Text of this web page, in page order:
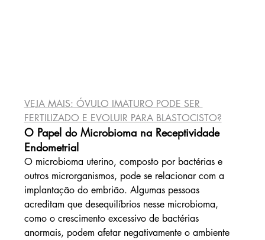
VEJA MAIS: ÓVULO IMATURO PODE SER
FERTILIZADO E EVOLUIR PARA BLASTOCISTO?
O Papel do Microbioma na Receptividade
Endometrial
O microbioma uterino, composto por bactérias e
outros microrganismos, pode se relacionar com a
implantação do embrião. Algumas pessoas
acreditam que desequilíbrios nesse microbioma,
como o crescimento excessivo de bactérias
anormais, podem afetar negativamente o ambiente